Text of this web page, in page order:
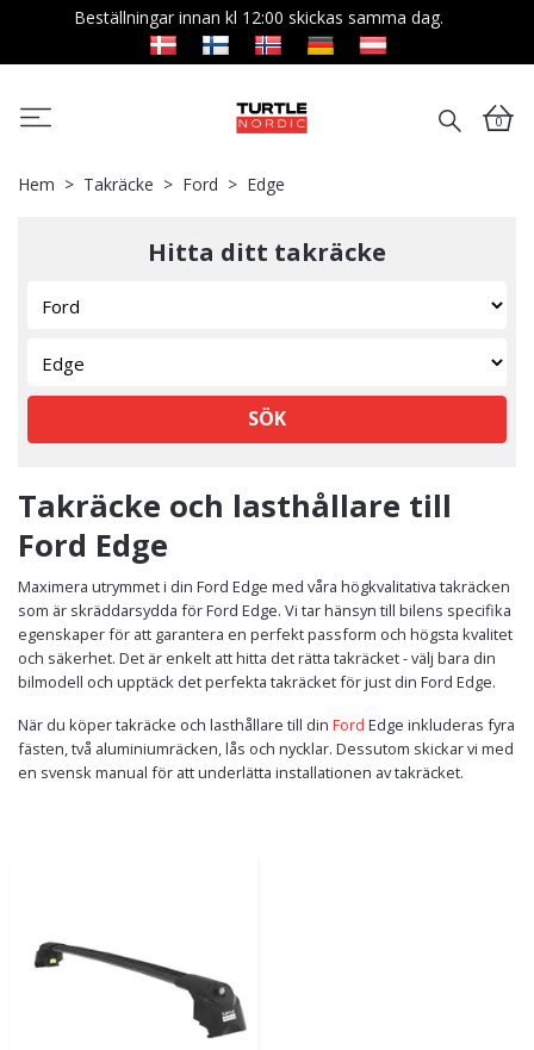
Beställningar innan kl 12:00 skickas samma dag.
0
Hem Takräcke Ford Edge
Hitta ditt takräcke
SÖK
Takräcke och lasthållare till
Ford Edge
Maximera utrymmet i din Ford Edge med våra högkvalitativa takräcken
som är skräddarsydda för Ford Edge. Vi tar hänsyn till bilens specifika
egenskaper för att garantera en perfekt passform och högsta kvalitet
och säkerhet. Det är enkelt att hitta det rätta takräcket - välj bara din
bilmodell och upptäck det perfekta takräcket för just din Ford Edge.
När du köper takräcke och lasthållare till din Ford Edge inkluderas fyra
fästen, två aluminiumräcken, lås och nycklar. Dessutom skickar vi med
en svensk manual för att underlätta installationen av takräcket.